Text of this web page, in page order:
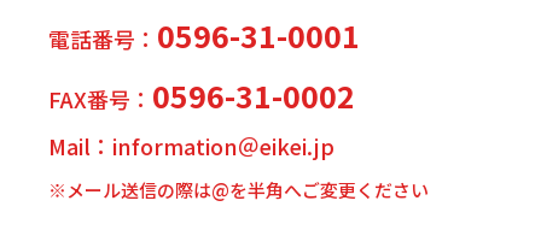
電話番号： 0596-31-0001
FAX番号： 0596-31-0002
Mail：information＠eikei.jp
※メール送信の際は@を半角へご変更ください